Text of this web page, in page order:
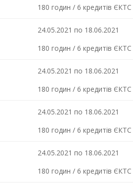
180 годин / 6 кредитів ЄКТС
24.05.2021 по 18.06.2021
180 годин / 6 кредитів ЄКТС
24.05.2021 по 18.06.2021
180 годин / 6 кредитів ЄКТС
24.05.2021 по 18.06.2021
180 годин / 6 кредитів ЄКТС
24.05.2021 по 18.06.2021
180 годин / 6 кредитів ЄКТС